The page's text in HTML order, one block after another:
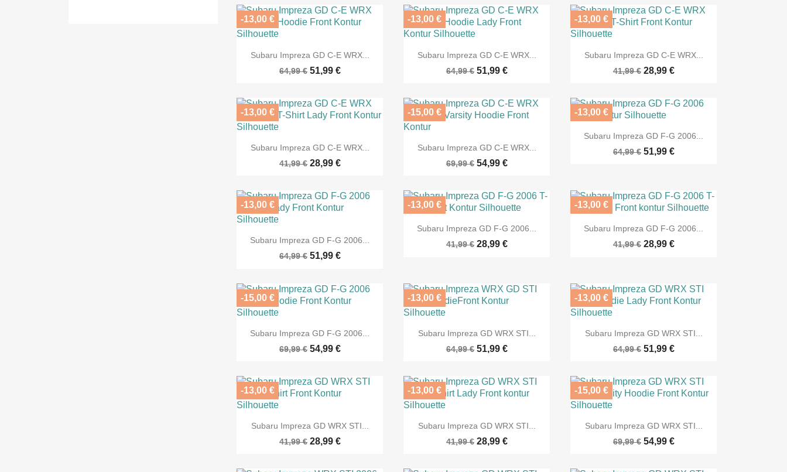
 Vorschau
Subaru Impreza GD C-E WRX...
64,99 € 51,99 €
-13,00 €
 Vorschau
Subaru Impreza GD C-E WRX...
64,99 € 51,99 €
-13,00 €
 Vorschau
Subaru Impreza GD C-E WRX...
41,99 € 28,99 €
-13,00 €
 Vorschau
Subaru Impreza GD C-E WRX...
41,99 € 28,99 €
-13,00 €
 Vorschau
Subaru Impreza GD C-E WRX...
69,99 € 54,99 €
-15,00 €
 Vorschau
Subaru Impreza GD F-G 2006...
64,99 € 51,99 €
-13,00 €
 Vorschau
Subaru Impreza GD F-G 2006...
64,99 € 51,99 €
-13,00 €
 Vorschau
Subaru Impreza GD F-G 2006...
41,99 € 28,99 €
-13,00 €
 Vorschau
Subaru Impreza GD F-G 2006...
41,99 € 28,99 €
-13,00 €
 Vorschau
Subaru Impreza GD F-G 2006...
69,99 € 54,99 €
-15,00 €
 Vorschau
Subaru Impreza GD WRX STI...
64,99 € 51,99 €
-13,00 €
 Vorschau
Subaru Impreza GD WRX STI...
64,99 € 51,99 €
-13,00 €
 Vorschau
Subaru Impreza GD WRX STI...
41,99 € 28,99 €
-13,00 €
 Vorschau
Subaru Impreza GD WRX STI...
41,99 € 28,99 €
-13,00 €
 Vorschau
Subaru Impreza GD WRX STI...
69,99 € 54,99 €
-15,00 €